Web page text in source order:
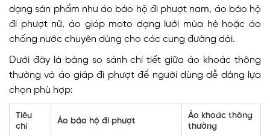
dạng sản phẩm như áo bảo hộ đi phượt nam, áo bảo hộ
đi phượt nữ, áo giáp moto dạng lưới mùa hè hoặc áo
chống nước chuyên dùng cho các cung đường dài.
Dưới đây là bảng so sánh chi tiết giữa áo khoác thông
thường và áo giáp đi phượt để người dùng dễ dàng lựa
chọn phù hợp:
Tiêu
chí
Áo bảo hộ đi phượt
Áo khoác thông
thường